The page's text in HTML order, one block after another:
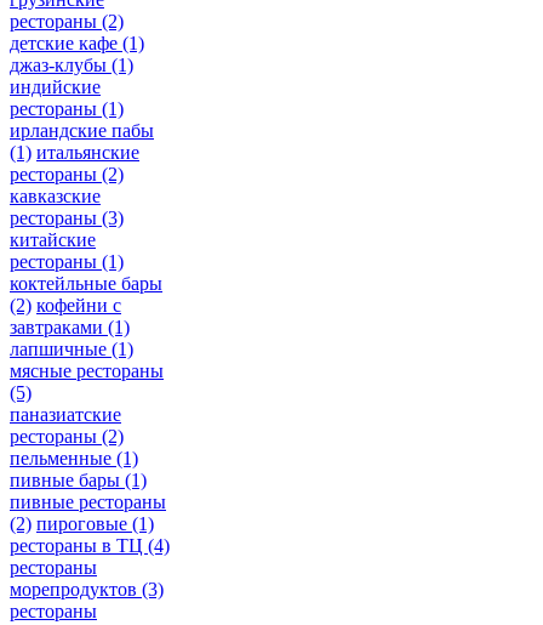
рестораны (2)
детские кафе (1)
джаз-клубы (1)
индийские
рестораны (1)
ирландские пабы
(1) итальянские
рестораны (2)
кавказские
рестораны (3)
китайские
рестораны (1)
коктейльные бары
(2) кофейни с
завтраками (1)
лапшичные (1)
мясные рестораны
(5)
паназиатские
рестораны (2)
пельменные (1)
пивные бары (1)
пивные рестораны
(2) пироговые (1)
рестораны в ТЦ (4)
рестораны
морепродуктов (3)
рестораны